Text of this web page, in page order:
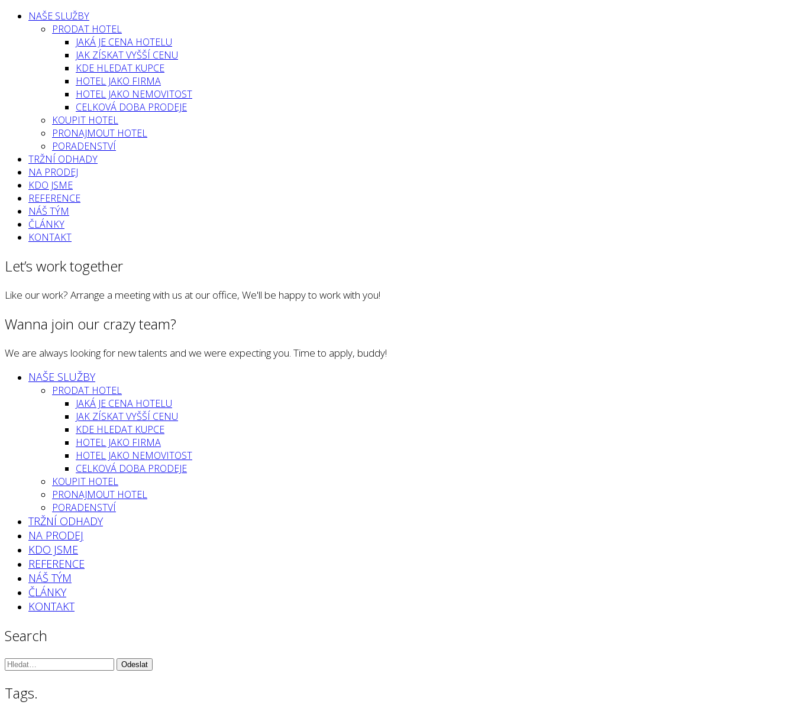
NAŠE SLUŽBY
PRODAT HOTEL
JAKÁ JE CENA HOTELU
JAK ZÍSKAT VYŠŠÍ CENU
KDE HLEDAT KUPCE
HOTEL JAKO FIRMA
HOTEL JAKO NEMOVITOST
CELKOVÁ DOBA PRODEJE
KOUPIT HOTEL
PRONAJMOUT HOTEL
PORADENSTVÍ
TRŽNÍ ODHADY
NA PRODEJ
KDO JSME
REFERENCE
NÁŠ TÝM
ČLÁNKY
KONTAKT
Let’s work together
Like our work? Arrange a meeting with us at our office, We'll be happy to work with you!
Wanna join our crazy team?
We are always looking for new talents and we were expecting you. Time to apply, buddy!
NAŠE SLUŽBY
PRODAT HOTEL
JAKÁ JE CENA HOTELU
JAK ZÍSKAT VYŠŠÍ CENU
KDE HLEDAT KUPCE
HOTEL JAKO FIRMA
HOTEL JAKO NEMOVITOST
CELKOVÁ DOBA PRODEJE
KOUPIT HOTEL
PRONAJMOUT HOTEL
PORADENSTVÍ
TRŽNÍ ODHADY
NA PRODEJ
KDO JSME
REFERENCE
NÁŠ TÝM
ČLÁNKY
KONTAKT
Search
Vyhledávání:
Tags.